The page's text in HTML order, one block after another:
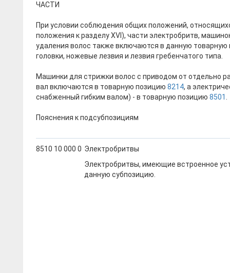
ЧАСТИ
При условии соблюдения общих положений,
положения к разделу XVI), части электробритв,
удаления волос также включаются в данную
головки, ножевые лезвия и лезвия гребенчатого типа.
Машинки для стрижки волос с приводом от отдельно
вал включаются в товарную позицию 8214, а
снабженный гибким валом) - в товарную позицию 8501
Пояснения к подсубпозициям
8510 10 000 0 Электробритвы
Электробритвы, имеющие встроенное
данную субпозицию.